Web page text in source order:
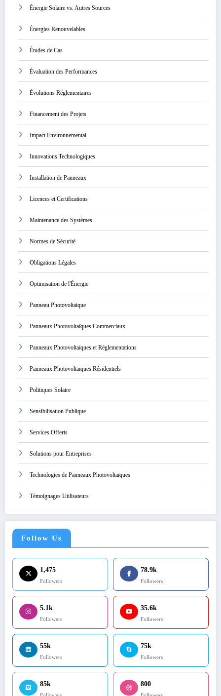
Énergie Solaire vs. Autres Sources
Énergies Renouvelables
Études de Cas
Évaluation des Performances
Évolutions Réglementaires
Financement des Projets
Impact Environnemental
Innovations Technologiques
Installation de Panneaux
Licences et Certifications
Maintenance des Systèmes
Normes de Sécurité
Obligations Légales
Optimisation de l'Énergie
Panneau Photovoltaique
Panneaux Photovoltaïques Commerciaux
Panneaux Photovoltaïques et Réglementations
Panneaux Photovoltaïques Résidentiels
Politiques Solaire
Sensibilisation Publique
Services Offerts
Solutions pour Entreprises
Technologies de Panneaux Photovoltaïques
Témoignages Utilisateurs
Follow Us
1,475
Followers
78.9k
Followers
5.1k
Followers
35.6k
Followers
55k
Followers
75k
Followers
85k 800